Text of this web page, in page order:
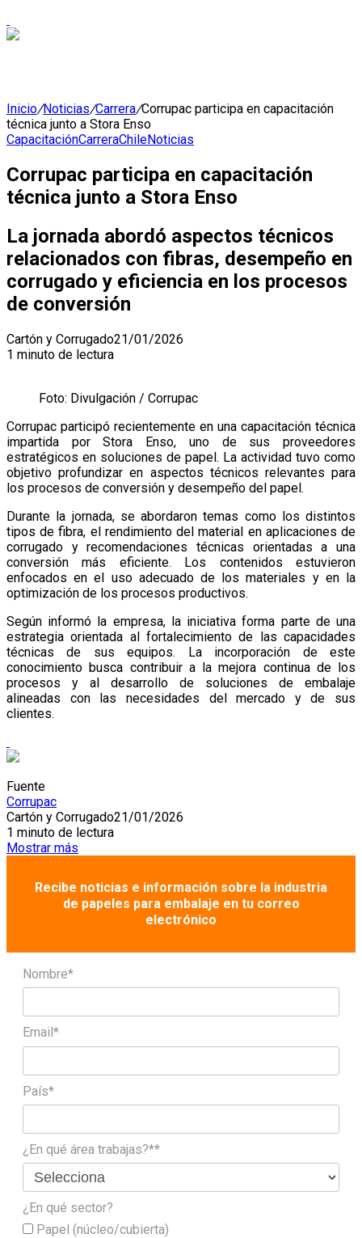
Inicio/Noticias/Carrera/Corrupac participa en capacitación
técnica junto a Stora Enso
CapacitaciónCarreraChileNoticias
Corrupac participa en capacitación
técnica junto a Stora Enso
La jornada abordó aspectos técnicos
relacionados con fibras, desempeño en
corrugado y eficiencia en los procesos
de conversión
Cartón y Corrugado21/01/2026
1 minuto de lectura
Foto: Divulgación / Corrupac
Corrupac participó recientemente en una capacitación técnica
impartida por Stora Enso, uno de sus proveedores
estratégicos en soluciones de papel. La actividad tuvo como
objetivo profundizar en aspectos técnicos relevantes para
los procesos de conversión y desempeño del papel.
Durante la jornada, se abordaron temas como los distintos
tipos de fibra, el rendimiento del material en aplicaciones de
corrugado y recomendaciones técnicas orientadas a una
conversión más eficiente. Los contenidos estuvieron
enfocados en el uso adecuado de los materiales y en la
optimización de los procesos productivos.
Según informó la empresa, la iniciativa forma parte de una
estrategia orientada al fortalecimiento de las capacidades
técnicas de sus equipos. La incorporación de este
conocimiento busca contribuir a la mejora continua de los
procesos y al desarrollo de soluciones de embalaje
alineadas con las necesidades del mercado y de sus
clientes.
Fuente
Corrupac
Cartón y Corrugado21/01/2026
1 minuto de lectura
Mostrar más
Recibe noticias e información sobre la industria
de papeles para embalaje en tu correo
electrónico
Nombre*
Email*
País*
¿En qué área trabajas?**
¿En qué sector?
Papel (núcleo/cubierta)